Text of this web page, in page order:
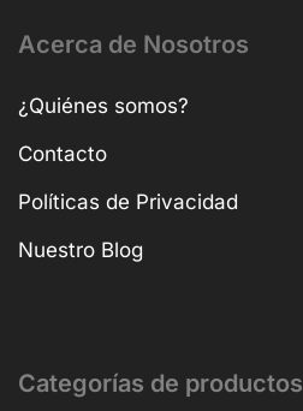
Acerca de Nosotros
¿Quiénes somos?
Contacto
Políticas de Privacidad
Nuestro Blog
Categorías de productos